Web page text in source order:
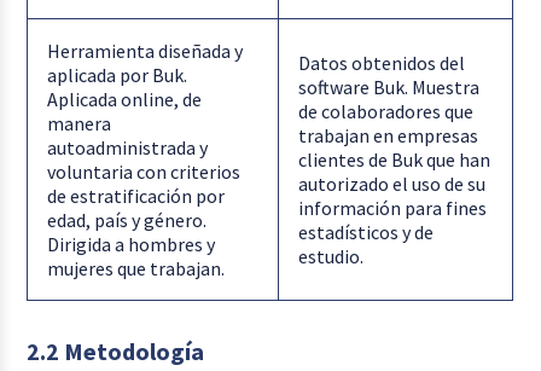
Herramienta diseñada y
aplicada por Buk.
Aplicada online, de
manera
autoadministrada y
voluntaria con criterios
de estratificación por
edad, país y género.
Dirigida a hombres y
mujeres que trabajan.
Datos obtenidos del
software Buk. Muestra
de colaboradores que
trabajan en empresas
clientes de Buk que han
autorizado el uso de su
información para fines
estadísticos y de
estudio.
2.2 Metodología